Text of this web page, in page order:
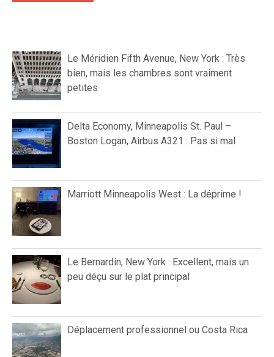
Le Méridien Fifth Avenue, New York : Très
bien, mais les chambres sont vraiment
petites
Delta Economy, Minneapolis St. Paul –
Boston Logan, Airbus A321 : Pas si mal
Marriott Minneapolis West : La déprime !
Le Bernardin, New York : Excellent, mais un
peu déçu sur le plat principal
Déplacement professionnel ou Costa Rica